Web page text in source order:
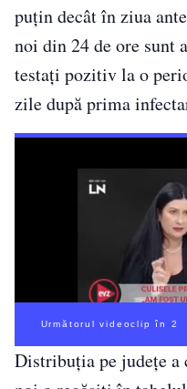
puțin decât în ziua
noi din 24 de ore sunt
testați pozitiv la o
zile după prima
Următorul videoclip în 1
Distribuția pe județe